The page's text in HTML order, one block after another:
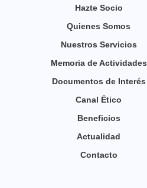
Hazte Socio
Quienes Somos
Nuestros Servicios
Memoria de Actividades
Documentos de Interés
Canal Ético
Beneficios
Actualidad
Contacto